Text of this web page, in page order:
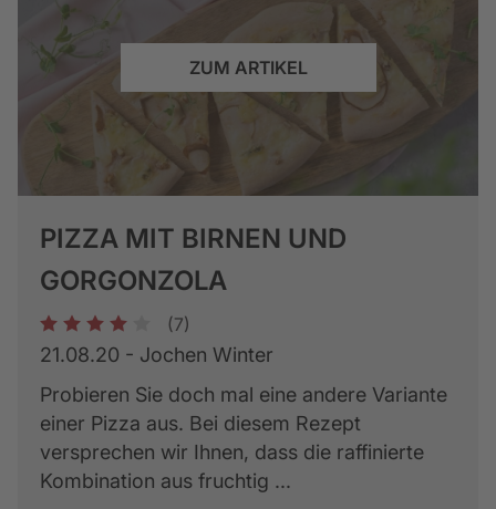
ZUM ARTIKEL
PIZZA MIT BIRNEN UND
GORGONZOLA
1 2 3 4 (7)
21.08.20 - Jochen Winter
Probieren Sie doch mal eine andere Variante
einer Pizza aus. Bei diesem Rezept
versprechen wir Ihnen, dass die raffinierte
Kombination aus fruchtig ...